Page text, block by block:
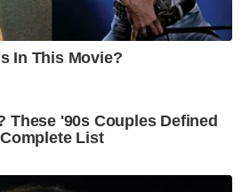
In This Movie?
These '90s Couples Defined
List